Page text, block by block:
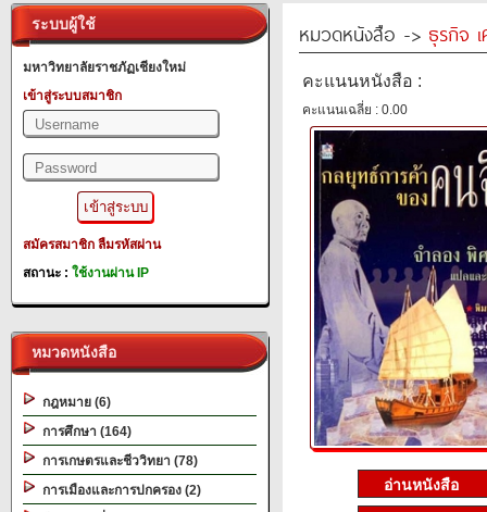
ระบบผู้ใช้
มหาวิทยาลัยราชภัฏเชียงใหม่
เข้าสู่ระบบสมาชิก
สมัครสมาชิก ลืมรหัสผ่าน
สถานะ : ใช้งานผ่าน IP
หมวดหนังสือ
กฎหมาย (6)
การศึกษา (164)
การเกษตรและชีววิทยา (78)
การเมืองและการปกครอง (2)
หมวดหนังสือ -> ธุรกิจ
คะแนนหนังสือ :
คะแนนเฉลี่ย : 0.00